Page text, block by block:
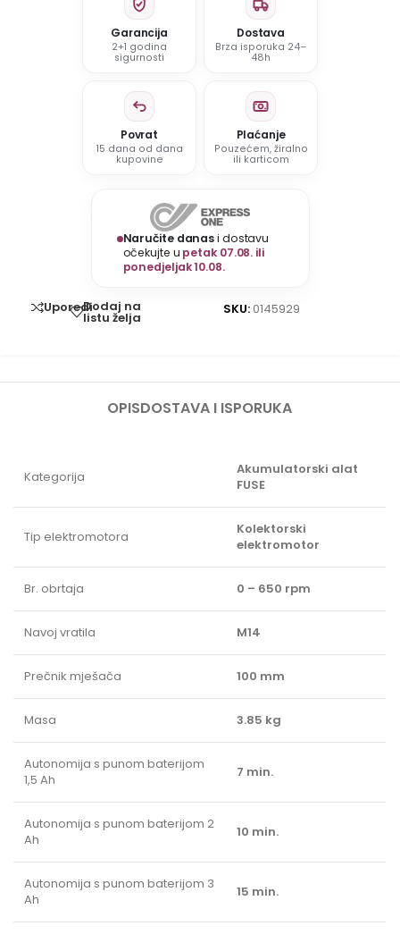
Garancija
2+1 godina
sigurnosti
Dostava
Brza isporuka 24–
48h
Povrat
15 dana od dana
kupovine
Plaćanje
Pouzećem, žiralno
ili karticom
Naručite danasi dostavu
očekujte u petak 07.08. ili
ponedjeljak 10.08.
UporediDodaj na
listu želja
SKU: 0145929
OPISDOSTAVA I ISPORUKA
Kategorija
Akumulatorski alat
FUSE
Tip elektromotora
Kolektorski
elektromotor
Br. obrtaja 0 – 650 rpm
Navoj vratila M14
Prečnik mješača 100 mm
Masa 3.85 kg
Autonomija s punom baterijom
1,5 Ah
7 min.
Autonomija s punom baterijom 2
Ah
10 min.
Autonomija s punom baterijom 3
Ah
15 min.